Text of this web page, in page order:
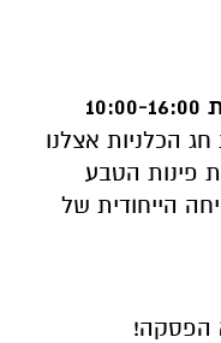
הכלניות אצלנו
פינות הטבע
הייחודית של
הפסקה!